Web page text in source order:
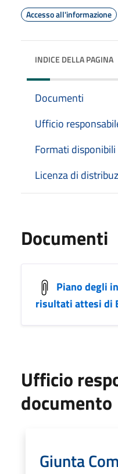
Accesso all'informazione
INDICE DELLA PAGINA
Documenti
Ufficio
Formati disponibili
Licenza di
Documenti
Piano degli
risultati attesi di
Ufficio
documento
Giunta